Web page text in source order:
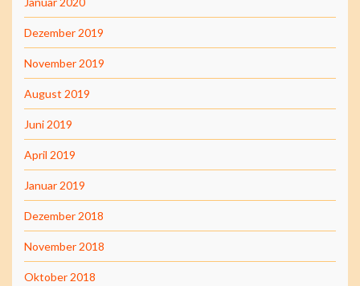
Dezember 2019
November 2019
August 2019
Juni 2019
April 2019
Januar 2019
Dezember 2018
November 2018
Oktober 2018